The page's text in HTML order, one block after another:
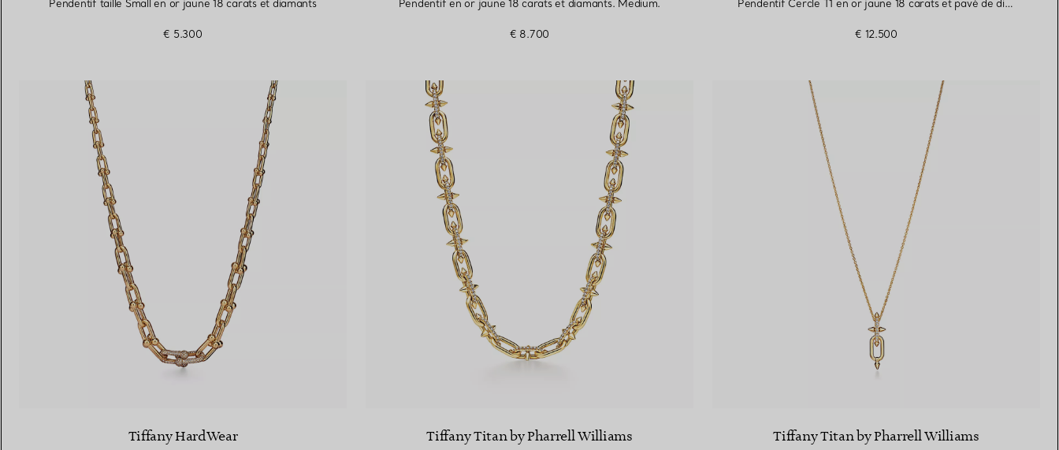
Pendentif taille Small en or jaune 18 carats et diamants
€ 5.300
Pendentif en or jaune 18 carats et diamants. Medium.
€ 8.700
Pendentif Cercle T1 en or jaune 18 carats et pavé de diamants
€ 12.500
Tiffany HardWear Tiffany Titan by Pharrell Williams Tiffany Titan by Pharrell Williams